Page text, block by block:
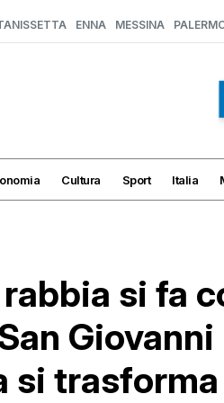
ENNA MESSINA
Cultura Sport Italia
si fa
si